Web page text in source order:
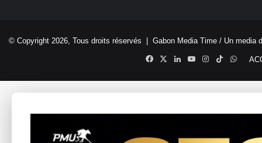
© Copyright 2026, Tous droits réservés | Gabon Media Time / Un media
Facebook
X LinkedinYouTubeInstagram
TikTok